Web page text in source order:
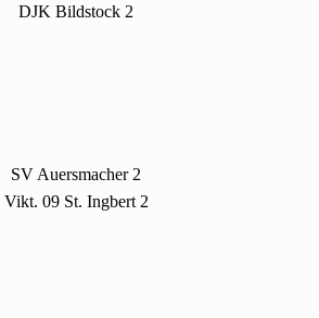
DJK Bildstock 2
SV Auersmacher 2
Vikt. 09 St. Ingbert 2